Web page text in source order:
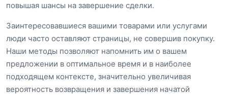
повышая шансы на завершение сделки.
Заинтересовавшиеся вашими товарами или услугами
люди часто оставляют страницы, не совершив покупку.
Наши методы позволяют напомнить им о вашем
предложении в оптимальное время и в наиболее
подходящем контексте, значительно увеличивая
вероятность возвращения и завершения начатой